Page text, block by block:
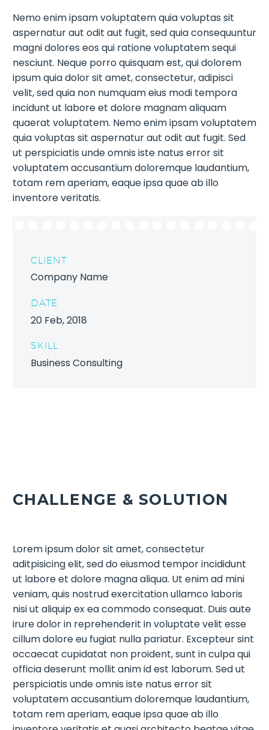
Nemo enim ipsam voluptatem quia voluptas sit
aspernatur aut odit aut fugit, sed quia consequuntur
magni dolores eos qui ratione voluptatem sequi
nesciunt. Neque porro quisquam est, qui dolorem
ipsum quia dolor sit amet, consectetur, adipisci
velit, sed quia non numquam eius modi tempora
incidunt ut labore et dolore magnam aliquam
quaerat voluptatem. Nemo enim ipsam voluptatem
quia voluptas sit aspernatur aut odit aut fugit. Sed
ut perspiciatis unde omnis iste natus error sit
voluptatem accusantium doloremque laudantium,
totam rem aperiam, eaque ipsa quae ab illo
inventore veritatis.
CLIENT
Company Name
DATE
20 Feb, 2018
SKILL
Business Consulting
CHALLENGE & SOLUTION
Lorem ipsum dolor sit amet, consectetur
aditpisicing elit, sed do eiusmod tempor incididunt
ut labore et dolore magna aliqua. Ut enim ad mini
veniam, quis nostrud exercitation ullamco laboris
nisi ut aliquip ex ea commodo consequat. Duis aute
irure dolor in reprehenderit in voluptate velit esse
cillum dolore eu fugiat nulla pariatur. Excepteur sint
occaecat cupidatat non proident, sunt in culpa qui
officia deserunt mollit anim id est laborum. Sed ut
perspiciatis unde omnis iste natus error sit
voluptatem accusantium doloremque laudantium,
totam rem aperiam, eaque ipsa quae ab illo